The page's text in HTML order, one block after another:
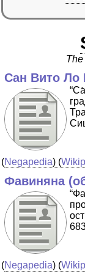
Сан Вито Ло
(Negapedia) (
Фавиняна
(Negapedia) (